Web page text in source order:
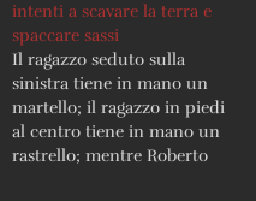
intenti a scavare la terra e
spaccare sassi
Il ragazzo seduto sulla
sinistra tiene in mano un
martello; il ragazzo in piedi
al centro tiene in mano un
rastrello; mentre Roberto